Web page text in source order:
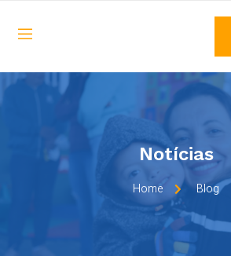
Notícias
Home Blog